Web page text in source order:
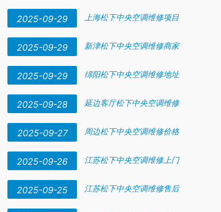
2025-09-29 上海松下中央空调维修项目
2025-09-29 新津松下中央空调维修商家
2025-09-29 绵阳松下中央空调维修地址
2025-09-28 延边客厅松下中央空调维修
2025-09-27 周边松下中央空调维修价格
2025-09-26 江苏松下中央空调维修上门
2025-09-25 江苏松下中央空调维修售后